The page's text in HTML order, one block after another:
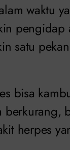
waktu
satu
bisa
berkurang,
herpes